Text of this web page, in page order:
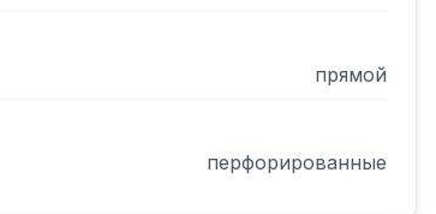
прямой
перфорированные